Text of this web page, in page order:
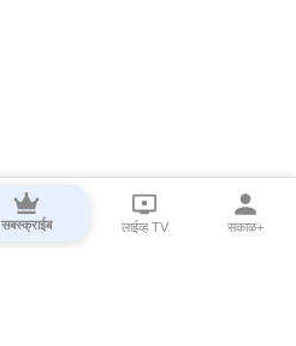
सबस्क्राईब लाईव्ह TV सकाळ+